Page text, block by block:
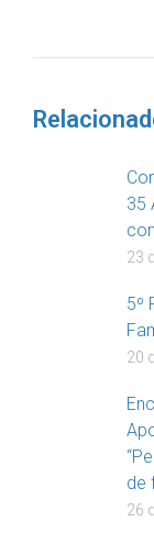
35
23
5º
20
de
26